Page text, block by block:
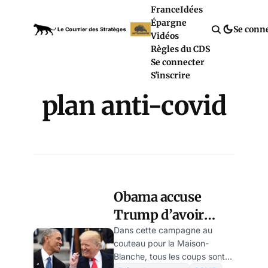
FranceIdées
Épargne
Vidéos
Règles du CDS
Se connecter
S'inscrire
Se
plan anti-covid
Obama accuse
Trump d’avoir
ignoré son plan
anti-COVID
Dans cette campagne au
couteau pour la Maison-
Blanche, tous les coups sont